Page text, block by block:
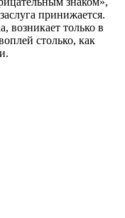
принижается.
возникает только в
столько, как